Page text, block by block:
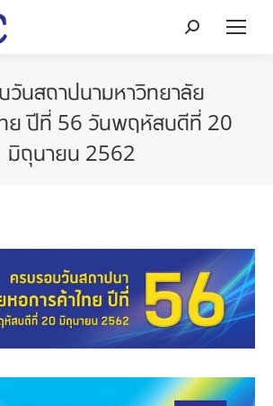
Search:
วันสถาปนามหาวิทยาลัย
ย ปีที่ 56 วันพฤหัสบดีที่ 20
มิถุนายน 2562